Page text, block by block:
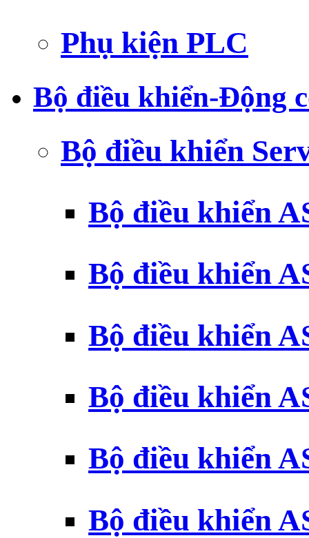
Phụ kiện PLC
Bộ điều khiển-Động
Bộ điều khiển
Bộ điều khiển
Bộ điều khiển
Bộ điều khiển
Bộ điều khiển
Bộ điều khiển
Bộ điều khiển